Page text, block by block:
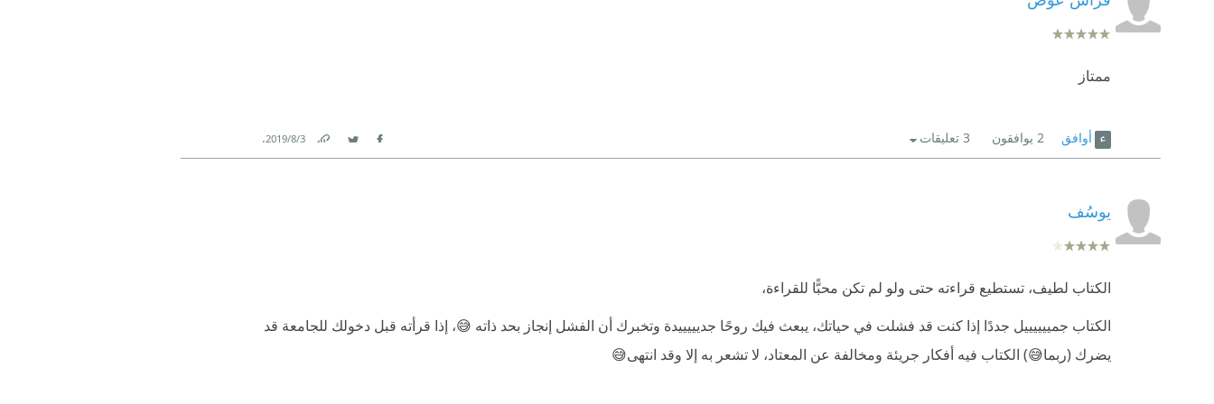
ممتاز
Facebook
Twitter
Link
3‏/8‏/2019
. أوافق 2 يوافقون 3 تعليقات
يوسُف
الكتاب لطيف، تستطيع قراءته حتى ولو لم تكن محبًّا للقراءة،
الكتاب جمييييييل جددًا إذا كنت قد فشلت في حياتك، يبعث فيك روحًا جديييييدة وتخبرك أن الفشل إنجاز بحد ذاته 😅، إذا قرأته قبل دخولك للجامعة قد
يضرك (ربما😅) الكتاب فيه أفكار جريئة ومخالفة عن المعتاد، لا تشعر به إلا وقد انتهى😅